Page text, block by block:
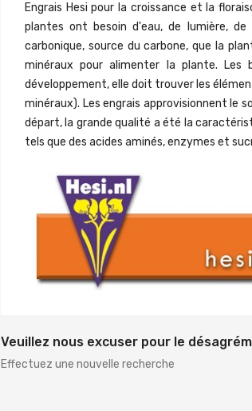
Engrais Hesi pour la croissance et la
plantes ont besoin d'eau, de lumière, de
carbonique, source du carbone, que la
minéraux pour alimenter la plante.
développement, elle doit trouver les
minéraux). Les engrais approvisionnent le
départ, la grande qualité a été la
tels que des acides aminés, enzymes et
Veuillez nous excuser pour le
Effectuez une nouvelle recherche